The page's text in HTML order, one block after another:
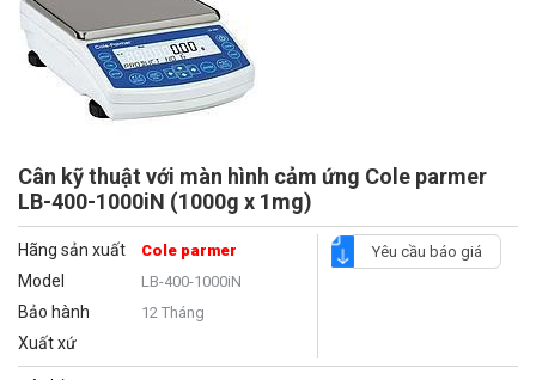
Cân kỹ thuật với màn hình cảm ứng Cole parmer
LB-400-1000iN (1000g x 1mg)
Hãng sản xuất Cole parmer
Model LB-400-1000iN
Bảo hành 12 Tháng
Xuất xứ
Yêu cầu báo giá